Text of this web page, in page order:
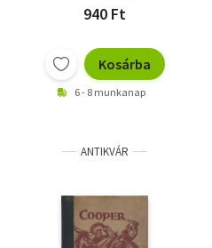
940 Ft
Kosárba
6 - 8 munkanap
ANTIKVÁR